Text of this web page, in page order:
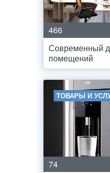
466
Современный
помещений
ТОВАРЫ И
74